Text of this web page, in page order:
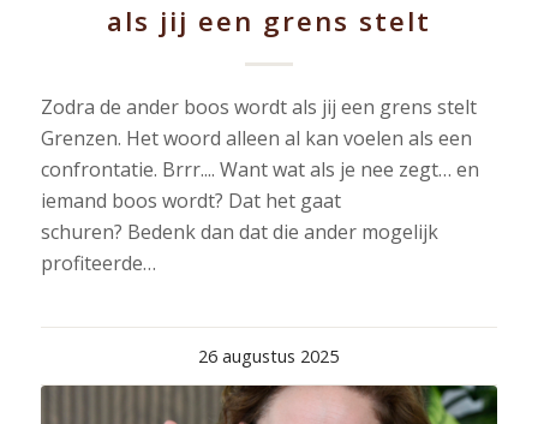
als jij een grens stelt
Zodra de ander boos wordt als jij een grens stelt
Grenzen. Het woord alleen al kan voelen als een
confrontatie. Brrr.... Want wat als je nee zegt… en
iemand boos wordt? Dat het gaat
schuren? Bedenk dan dat die ander mogelijk
profiteerde…
26 augustus 2025